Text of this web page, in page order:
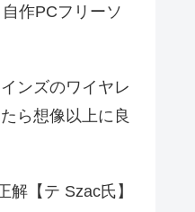
作PCフリーソ
ンズのワイヤレ
ら想像以上に良
解【テ Szac氏】